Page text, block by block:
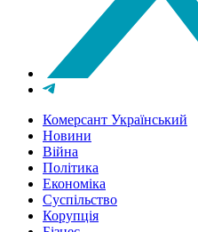
Комерсант Український
Новини
Війна
Політика
Економіка
Суспільство
Корупція